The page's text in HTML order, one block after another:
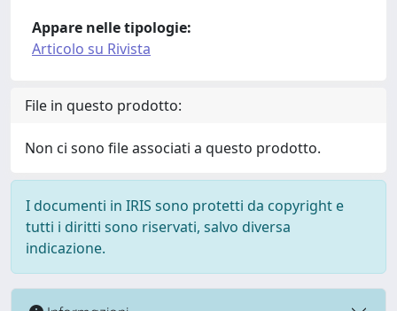
Appare nelle tipologie:
Articolo su Rivista
File in questo prodotto:
Non ci sono file associati a questo prodotto.
I documenti in IRIS sono protetti da copyright e
tutti i diritti sono riservati, salvo diversa
indicazione.